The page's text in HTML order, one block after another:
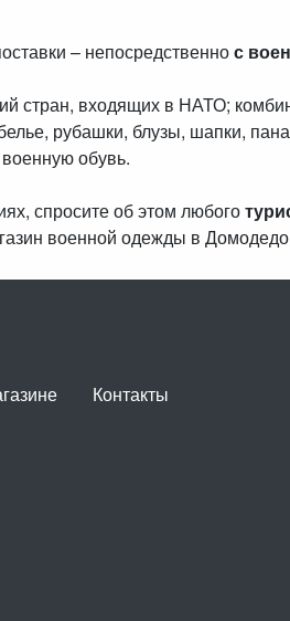
– непосредственнос
стран, входящих в НАТО;
рубашки, блузы, шапки,
обувь.
спросите об этом любого
военной одежды в
Контакты